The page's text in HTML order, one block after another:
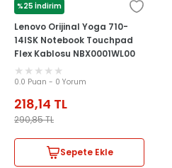
%25 İndirim
LENOVO
Lenovo Orijinal Yoga 710-
14ISK Notebook Touchpad
Flex Kablosu NBX0001WL00
0.0 Puan - 0 Yorum
218,14 TL
290,85TL
Sepete Ekle